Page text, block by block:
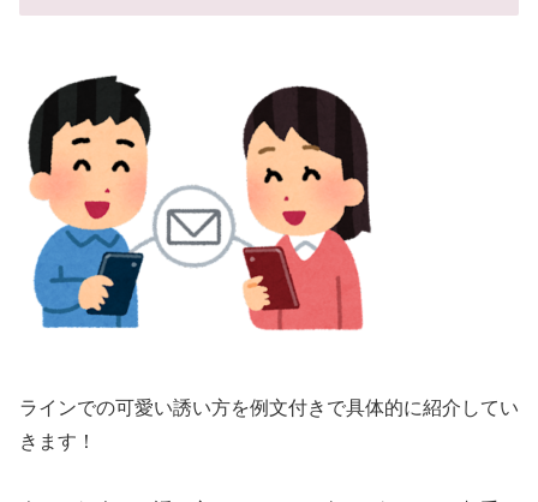
ラインでの可愛い誘い方を例文付きで具体的に紹介してい
きます！